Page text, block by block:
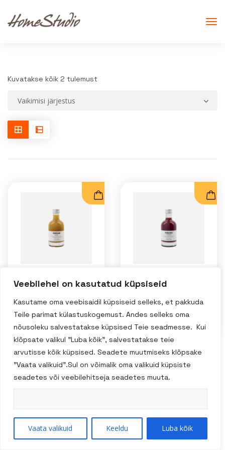
Veebilehel on kasutatud küpsiseid
Kasutame oma veebisaidil küpsiseid selleks, et pakkuda
Teile parimat külastuskogemust. Andes selleks oma
nõusoleku salvestatakse küpsised Teie seadmesse. Kui
klõpsate valikul "Luba kõik", salvestatakse teie
arvutisse kõik küpsised. Seadete muutmiseks klõpsake
"Vaata valikuid".Sul on võimalik oma valikuid küpsiste
seadetes või veebilehitseja seadetes muuta.
Vaata valikuid Keeldu Luba kõik
Tootekategooriad
Kuvatakse kõik 2 tulemust
Nicolas Vahé
mango äädikas
200ml
Nicolas Vahé
vaarika äädikas
200ml